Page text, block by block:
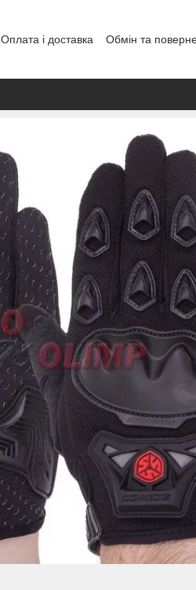
Оплата і доставка Обмін та